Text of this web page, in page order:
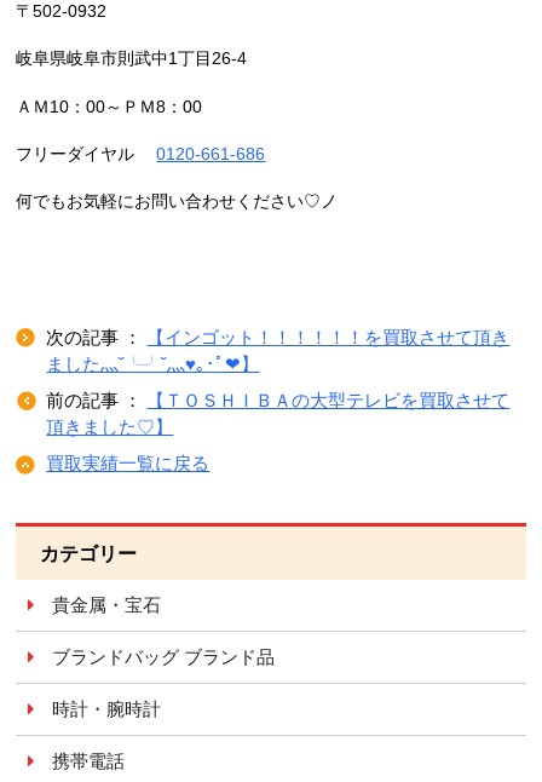
〒502-0932
岐阜県岐阜市則武中1丁目26-4
ＡＭ10：00～ＰＭ8：00
フリーダイヤル0120-661-686
何でもお気軽にお問い合わせください♡ノ
次の記事 ：
【インゴット！！！！！！を買取させて頂き
ました灬˘╰╯˘灬♥｡･ﾟ❤】
前の記事 ：
【ＴＯＳＨＩＢＡの大型テレビを買取させて
頂きました♡】
買取実績一覧に戻る
カテゴリー
貴金属・宝石
ブランドバッグ ブランド品
時計・腕時計
携帯電話